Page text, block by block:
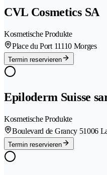
CVL Cosmetics SA
Kosmetische Produkte
Place du Port 11110 Morges
Termin reservieren
Epiloderm Suisse
Kosmetische Produkte
Boulevard de Grancy 51006
Termin reservieren